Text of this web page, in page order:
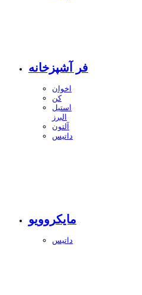
فر آشپزخانه
اخوان
کن
استیل
البرز
آلتون
داتیس
مایکروویو
داتیس